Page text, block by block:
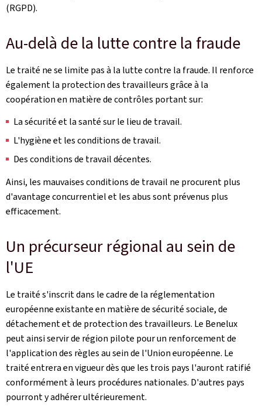
(RGPD).
Au-delà de la lutte contre la fraude
Le traité ne se limite pas à la lutte contre la fraude. Il renforce
également la protection des travailleurs grâce à la
coopération en matière de contrôles portant sur:
La sécurité et la santé sur le lieu de travail.
L'hygiène et les conditions de travail.
Des conditions de travail décentes.
Ainsi, les mauvaises conditions de travail ne procurent plus
d'avantage concurrentiel et les abus sont prévenus plus
efficacement.
Un précurseur régional au sein de
l'UE
Le traité s'inscrit dans le cadre de la réglementation
européenne existante en matière de sécurité sociale, de
détachement et de protection des travailleurs. Le Benelux
peut ainsi servir de région pilote pour un renforcement de
l'application des règles au sein de l'Union européenne. Le
traité entrera en vigueur dès que les trois pays l'auront ratifié
conformément à leurs procédures nationales. D'autres pays
pourront y adhérer ultérieurement.